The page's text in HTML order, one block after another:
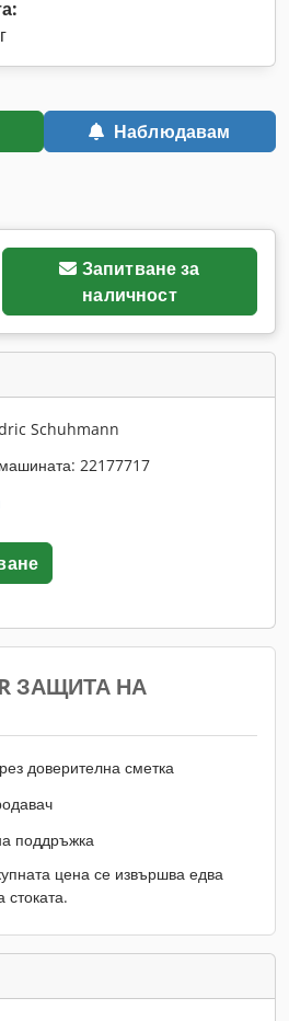
Наблюдавам
Запитване за
наличност
Schuhmann
22177717
ЗАЩИТА НА
доверителна сметка
поддръжка
цена се извършва едва
стоката.